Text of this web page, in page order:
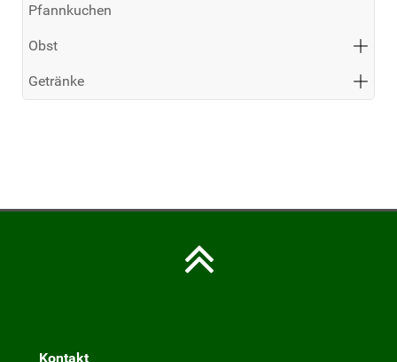
Pfannkuchen
Obst
Getränke
Kontakt